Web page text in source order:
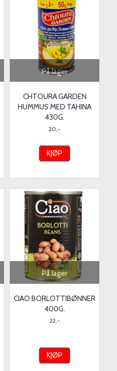
På lager
CHTOURA GARDEN
HUMMUS MED TAHINA
430G.
20,-
KJØP
På lager
CIAO BORLOTTIBØNNER
400G.
22,-
KJØP